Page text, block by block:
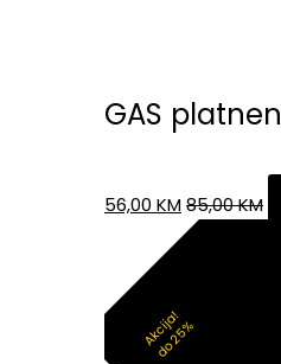
GAS
56,00 KM85,00KM
Akcija!
do 25%